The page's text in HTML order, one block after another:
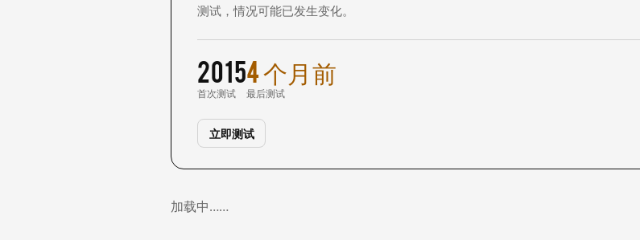
测试，情况可能已发生变化。
2015
首次测试
4 个月前
最后测试
立即测试
加载中……